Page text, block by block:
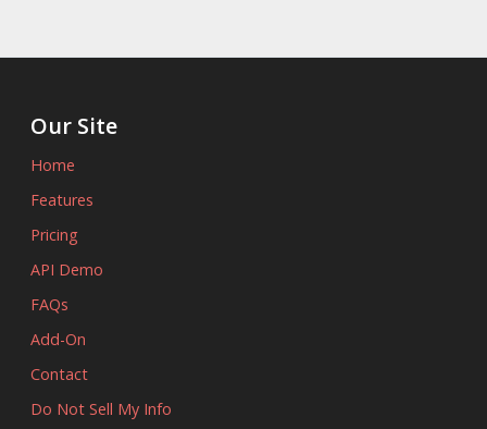
Our Site
Home
Features
Pricing
API Demo
FAQs
Add-On
Contact
Do Not Sell My Info